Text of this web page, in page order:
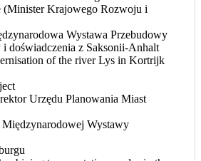
(Minister Krajowego Rozwoju i
Wystawa Przebudowy
i doświadczenia z Saksonii-Anhalt
of the river Lys in Kortrijk
Urzędu Planowania Miast
Wystawy